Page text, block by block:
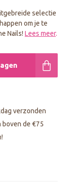
selectie
om je te
Nails! Lees meer.
verzonden
de €75